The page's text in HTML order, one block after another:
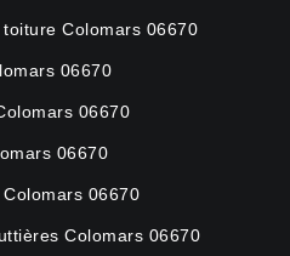
Colomars 06670
06670
06670
06670
06670
Colomars 06670